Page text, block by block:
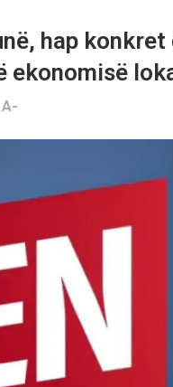
hap
ekonomisë
A-